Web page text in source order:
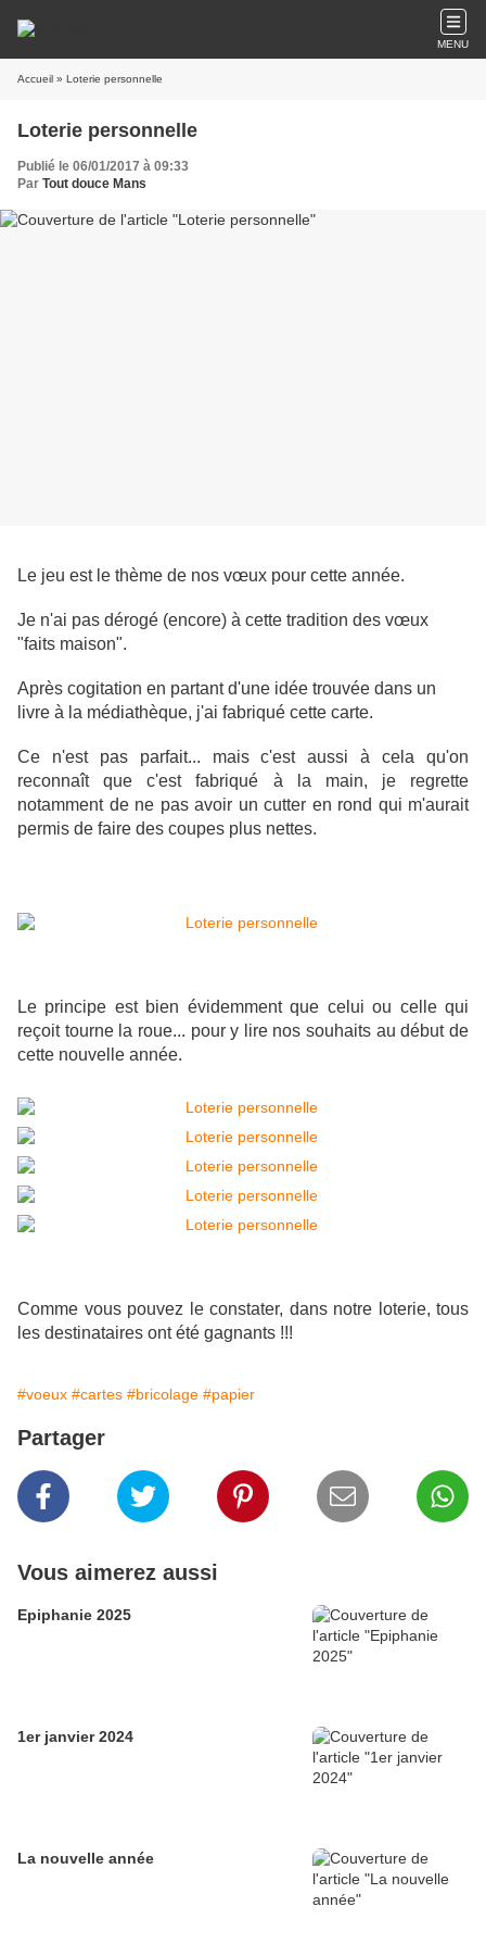
MENU
Accueil » Loterie personnelle
Loterie personnelle
Publié le 06/01/2017 à 09:33
Par Tout douce Mans
Le jeu est le thème de nos vœux pour cette année.
Je n'ai pas dérogé (encore) à cette tradition des vœux
"faits maison".
Après cogitation en partant d'une idée trouvée dans un
livre à la médiathèque, j'ai fabriqué cette carte.
Ce n'est pas parfait... mais c'est aussi à cela qu'on
reconnaît que c'est fabriqué à la main, je regrette
notamment de ne pas avoir un cutter en rond qui m'aurait
permis de faire des coupes plus nettes.
Le principe est bien évidemment que celui ou celle qui
reçoit tourne la roue... pour y lire nos souhaits au début de
cette nouvelle année.
Comme vous pouvez le constater, dans notre loterie, tous
les destinataires ont été gagnants !!!
#voeux #cartes #bricolage #papier
Partager
Vous aimerez aussi
Epiphanie 2025
1er janvier 2024
La nouvelle année